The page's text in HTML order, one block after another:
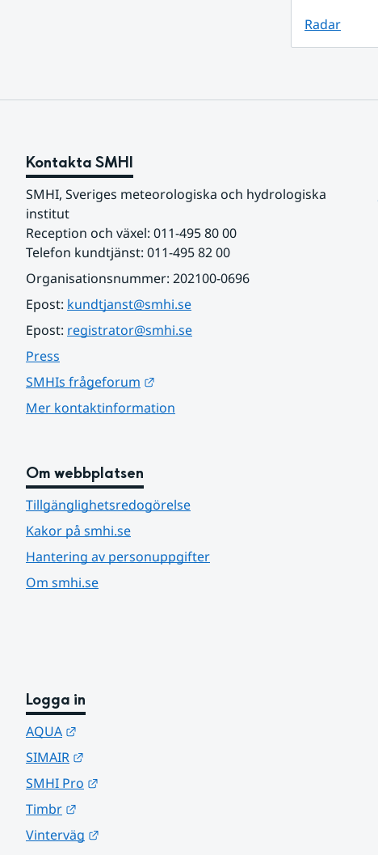
Radar
Kontakta SMHI
SMHI, Sveriges meteorologiska och hydrologiska
institut
Reception och växel: 011-495 80 00
Telefon kundtjänst: 011-495 82 00
Organisationsnummer: 202100-0696
Epost: kundtjanst@smhi.se
Epost: registrator@smhi.se
Press
SMHIs frågeforum
Mer kontaktinformation
Om webbplatsen
Tillgänglighetsredogörelse
Kakor på smhi.se
Hantering av personuppgifter
Om smhi.se
Logga in
AQUA
SIMAIR
SMHI Pro
Timbr
Vinterväg